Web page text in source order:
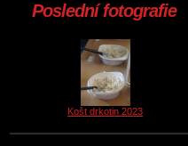
Poslední fotografie
Košt drkotin 2023